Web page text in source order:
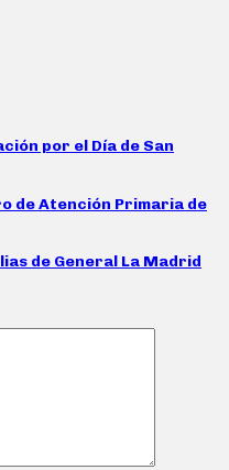
por el Día de San
de Atención Primaria de
de General La Madrid